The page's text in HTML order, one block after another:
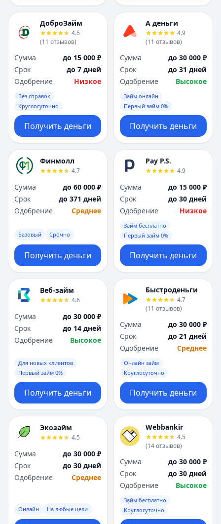
ДоброЗайм
4.5
(11 отзывов)
Сумма
до 15 000 ₽
Срок
до 7 дней
Одобрение
Низкое
Без справок
Круглосуточно
Получить деньги
А деньги
4.9
(11 отзывов)
Сумма
до 30 000 ₽
Срок
до 31 дней
Одобрение
Высокое
Займ онлайн
Первый займ 0%
Получить деньги
Финмолл
4.7
Сумма
до 60 000 ₽
Срок
до 371 дней
Одобрение
Среднее
Базовый Срочно
Получить деньги
Pay P.S.
4.9
Сумма
до 15 000 ₽
Срок
до 30 дней
Одобрение
Низкое
Займ бесплатно
Первый займ 0%
Получить деньги
Веб-займ
4.6
Сумма
до 30 000 ₽
Срок
до 14 дней
Одобрение
Высокое
Для новых клиентов
Первый займ 0%
Получить деньги
Быстроденьги
4.7
(11 отзывов)
Сумма
до 30 000 ₽
Срок
до 21 дней
Одобрение
Среднее
Онлайн займ
Круглосуточно
Получить деньги
Экозайм
4.5
Сумма
до 30 000 ₽
Срок
до 30 дней
Одобрение
Среднее
Онлайн На любые цели
Webbankir
4.5
(14отзывов)
Сумма
до 30 000 ₽
Срок
до 30 дней
Одобрение
Высокое
Займ бесплатно
Круглосуточно